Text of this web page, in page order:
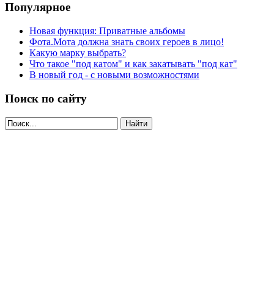
Популярное
Новая функция: Приватные альбомы
Фота.Мота должна знать своих героев в лицо!
Какую марку выбрать?
Что такое "под катом" и как закатывать "под кат"
В новый год - с новыми возможностями
Поиск по сайту
Найти